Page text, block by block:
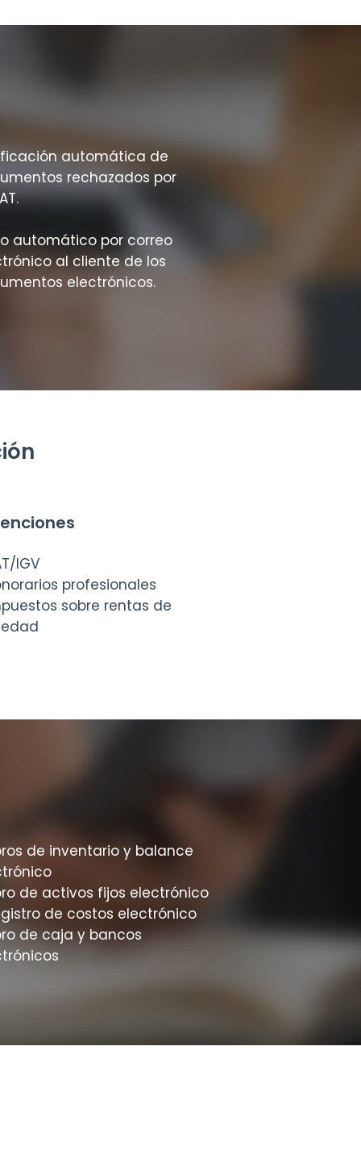
automática de
rechazados por
automático por correo
al cliente de los
electrónicos.
IGV
profesionales
sobre rentas de
de inventario y balance
de activos fijos electrónico
de costos electrónico
de caja y bancos